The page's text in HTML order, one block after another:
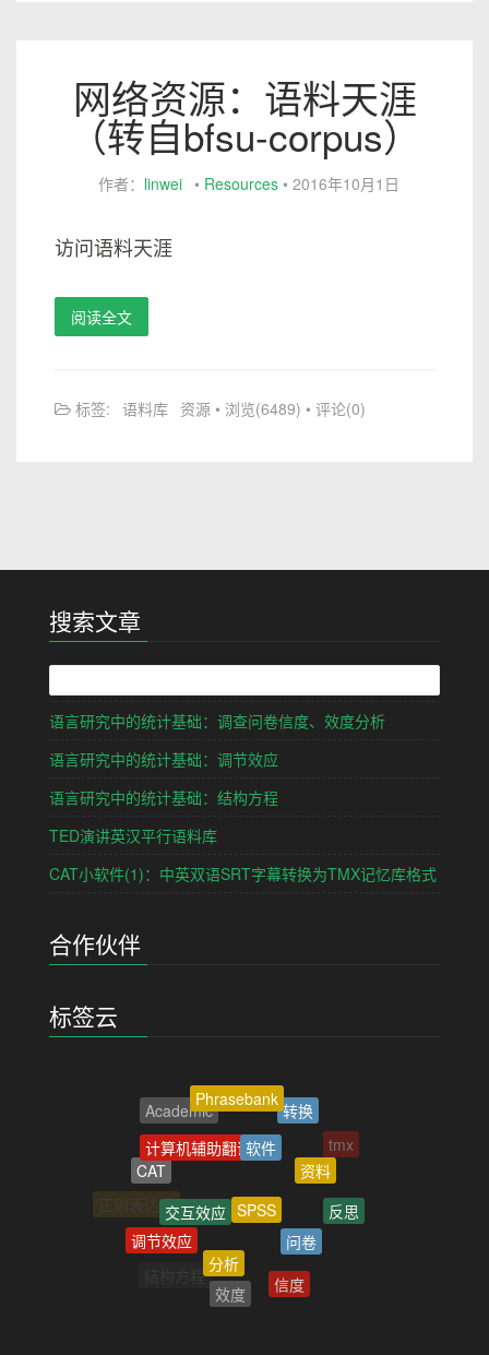
网络资源：语料天涯
（转自bfsu-corpus）
作者： linwei • Resources• 2016年10月1日
访问语料天涯
阅读全文
标签: 语料库 资源 • 浏览(6489) • 评论(0)
搜索文章
语言研究中的统计基础：调查问卷信度、效度分析
语言研究中的统计基础：调节效应
语言研究中的统计基础：结构方程
TED演讲英汉平行语料库
CAT小软件(1)：中英双语SRT字幕转换为TMX记忆库格式
合作伙伴
标签云
Academic
Phrasebank
转换
tmx
正则表达式
CAT
计算机辅助翻译软件
资料
反思
TED
结构方程
调节效应
交互效应 SPSS
问卷
信度
效度
分析